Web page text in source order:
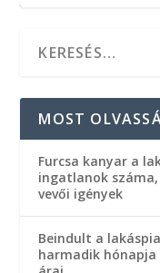
Stagnáló
Megtört a
Újabb
Bezuhanó
Hogyan
Olcsóbb
Meglódult
MOST
Furcsa kanyar a
ingatlanok
vevői igények
Beindult a
harmadik hónapja